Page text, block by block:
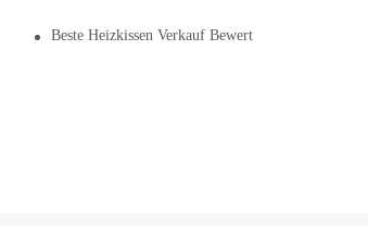
Beste Heizkissen Verkauf Bewertungen in 2021